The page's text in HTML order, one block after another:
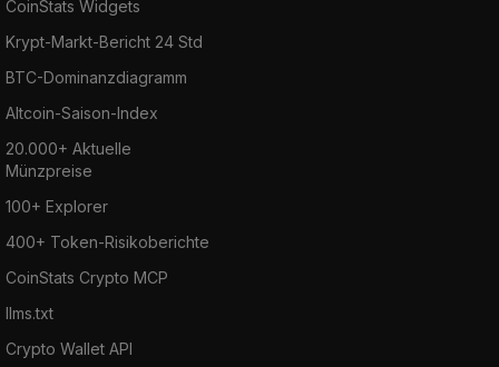
CoinStats Widgets
Krypt-Markt-Bericht 24 Std
BTC-Dominanzdiagramm
Altcoin-Saison-Index
20.000+ Aktuelle
Münzpreise
100+ Explorer
400+ Token-Risikoberichte
CoinStats Crypto MCP
llms.txt
Crypto Wallet API